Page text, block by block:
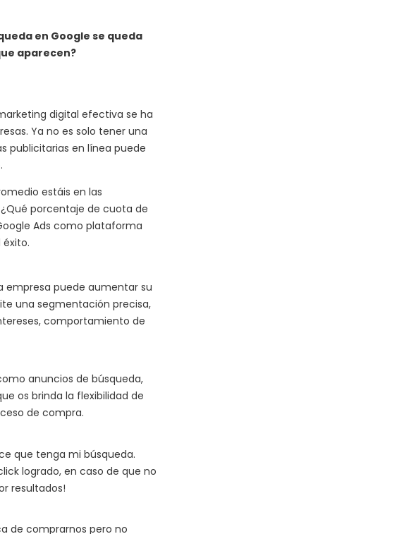
en Google se queda
aparecen?
digital efectiva se ha
Ya no es solo tener una
publicitarias en línea puede
estáis en las
porcentaje de cuota de
Ads como plataforma
empresa puede aumentar su
una segmentación precisa,
comportamiento de
anuncios de búsqueda,
os brinda la flexibilidad de
de compra.
que tenga mi búsqueda.
logrado, en caso de que no
resultados!
de comprarnos pero no